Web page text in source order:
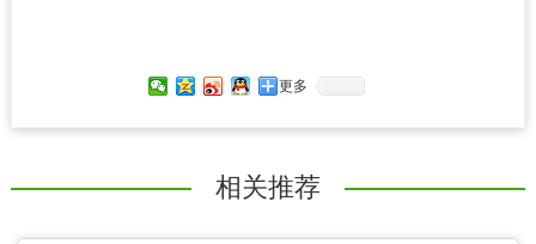
更多
相关推荐